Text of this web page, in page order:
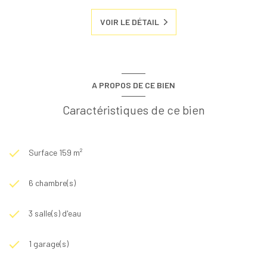
VOIR LE DÉTAIL
A PROPOS DE CE BIEN
Caractéristiques de ce bien
Surface 159 m²
6 chambre(s)
3 salle(s) d'eau
1 garage(s)